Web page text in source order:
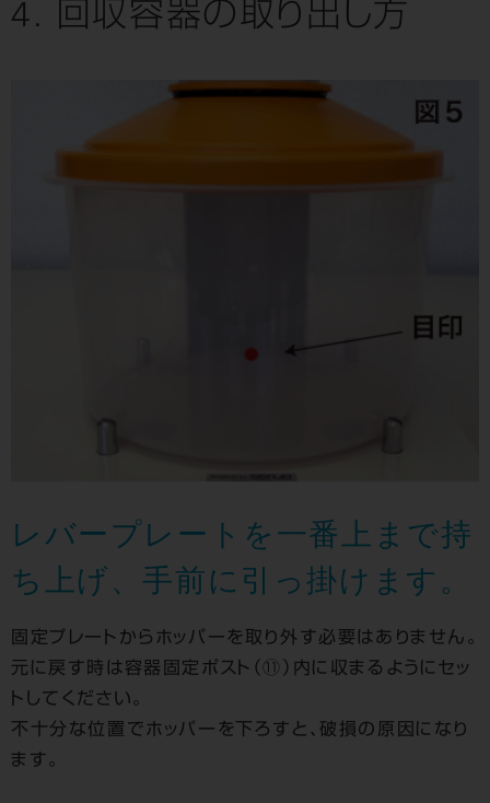
4. 回収容器の取り出し方
レバープレートを一番上まで持
ち上げ、手前に引っ掛けます。
固定プレートからホッパーを取り外す必要はありません。
元に戻す時は容器固定ポスト（⑪）内に収まるようにセッ
トしてください。
不十分な位置でホッパーを下ろすと、破損の原因になり
ます。